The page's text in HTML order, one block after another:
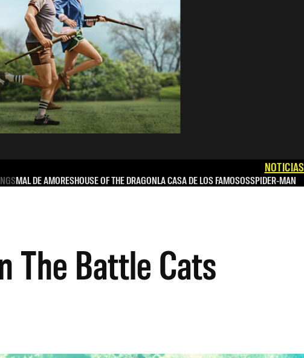
NOTICIAS
MAL DE AMORESHOUSE OF THE DRAGONLA CASA DE LOS FAMOSOSSPIDER-MAN
The Battle Cats